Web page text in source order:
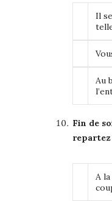
Il
Au
Fin de
repartez
A